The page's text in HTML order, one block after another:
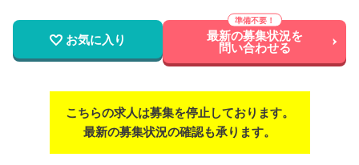
お気に入り 最新の募集状況を
問い合わせる
こちらの求人は募集を停止しております。
最新の募集状況の確認も承ります。